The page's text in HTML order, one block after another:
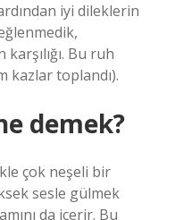
iyi dileklerin
Bu ruh
kazlar toplandı).
demek?
çok neşeli bir
sesle gülmek
da içerir. Bu